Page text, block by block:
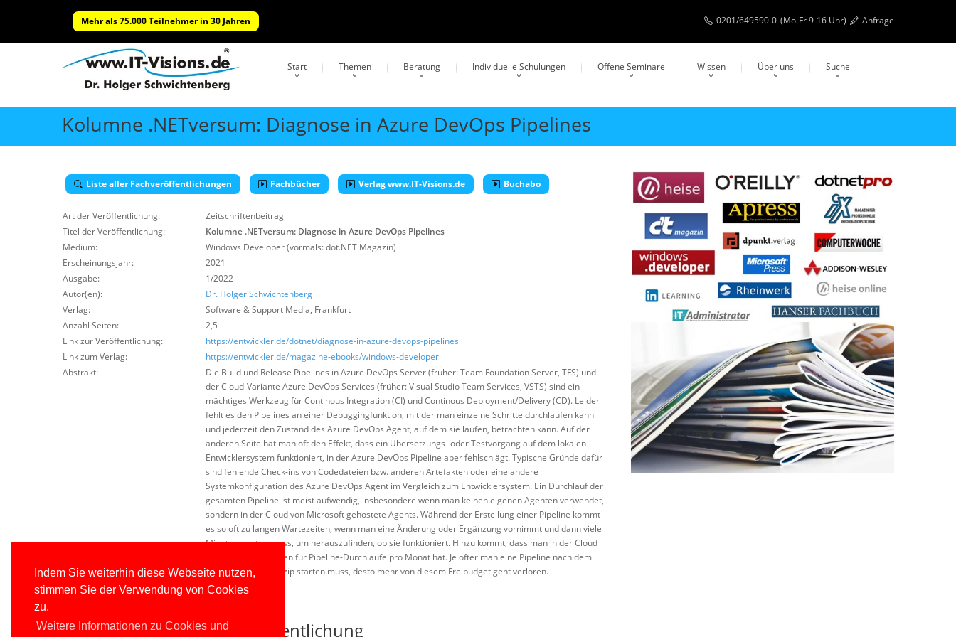
Indem Sie weiterhin diese Webseite nutzen,
stimmen Sie der Verwendung von Cookies
zu.
Weitere Informationen zu Cookies und
Mehr als 75.000 Teilnehmer in 30 Jahren 0201/649590-0 (Mo-Fr 9-16 Uhr) Anfrage
Start Themen Beratung Individuelle Schulungen Offene Seminare Wissen Über uns Suche
Kolumne .NETversum: Diagnose in Azure DevOps Pipelines
Liste aller Fachveröffentlichungen Fachbücher Verlag www.IT-Visions.de Buchabo
Art der Veröffentlichung:
Zeitschriftenbeitrag
Titel der Veröffentlichung:
Kolumne .NETversum: Diagnose in Azure DevOps Pipelines
Medium:
Windows Developer (vormals: dot.NET Magazin)
Erscheinungsjahr:
2021
Ausgabe:
1/2022
Autor(en):
Dr. Holger Schwichtenberg
Verlag:
Software & Support Media, Frankfurt
Anzahl Seiten:
2,5
Link zur Veröffentlichung:
https://entwickler.de/dotnet/diagnose-in-azure-devops-pipelines
Link zum Verlag:
https://entwickler.de/magazine-ebooks/windows-developer
Abstrakt:
Die Build und Release Pipelines in Azure DevOps Server (früher: Team Foundation Server, TFS) und
der Cloud-Variante Azure DevOps Services (früher: Visual Studio Team Services, VSTS) sind ein
mächtiges Werkzeug für Continous Integration (CI) und Continous Deployment/Delivery (CD). Leider
fehlt es den Pipelines an einer Debuggingfunktion, mit der man einzelne Schritte durchlaufen kann
und jederzeit den Zustand des Azure DevOps Agent, auf dem sie laufen, betrachten kann. Auf der
anderen Seite hat man oft den Effekt, dass ein Übersetzungs- oder Testvorgang auf dem lokalen
Entwicklersystem funktioniert, in der Azure DevOps Pipeline aber fehlschlägt. Typische Gründe dafür
sind fehlende Check-ins von Codedateien bzw. anderen Artefakten oder eine andere
Systemkonfiguration des Azure DevOps Agent im Vergleich zum Entwicklersystem. Ein Durchlauf der
gesamten Pipeline ist meist aufwendig, insbesondere wenn man keinen eigenen Agenten verwendet,
sondern in der Cloud von Microsoft gehostete Agents. Während der Erstellung einer Pipeline kommt
es so oft zu langen Wartezeiten, wenn man eine Änderung oder Ergänzung vornimmt und dann viele
Minuten warten muss, um herauszufinden, ob sie funktioniert. Hinzu kommt, dass man in der Cloud
nur 1 800 Freiminuten für Pipeline-Durchläufe pro Monat hat. Je öfter man eine Pipeline nach dem
Trial-and-Error-Prinzip starten muss, desto mehr von diesem Freibudget geht verloren.
Veröffentlichung lesen
Downloads zu dieser Veröffentlichung